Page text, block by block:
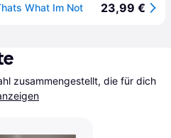
What Im Not 23,99 €
zusammengestellt, die für dich